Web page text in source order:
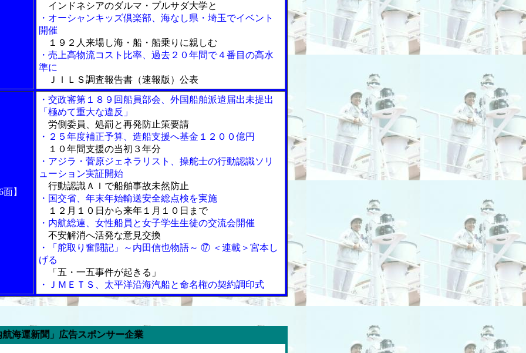
インドネシアのダルマ・プルサダ大学と
・オーシャンキッズ倶楽部、海なし県・埼玉でイベント
開催
１９２人来場し海・船・船乗りに親しむ
・売上高物流コスト比率、過去２０年間で４番目の高水
準に
ＪＩＬＳ調査報告書（速報版）公表
】
・交政審第１８９回船員部会、外国船舶派遣届出未提出
「極めて重大な違反」
労側委員、処罰と再発防止策要請
・２５年度補正予算、造船支援へ基金１２００億円
１０年間支援の当初３年分
・アジラ・菅原ジェネラリスト、操舵士の行動認識ソリ
ューション実証開始
行動認識ＡＩで船舶事故未然防止
・国交省、年末年始輸送安全総点検を実施
１２月１０日から来年１月１０日まで
・内航総連、女性船員と女子学生生徒の交流会開催
不安解消へ活発な意見交換
・「舵取り奮闘記」～内田信也物語～ ⑰ ＜連載＞宮本し
げる
「五・一五事件が起きる」
・ＪＭＥＴＳ、太平洋沿海汽船と命名権の契約調印式
」広告スポンサー企業